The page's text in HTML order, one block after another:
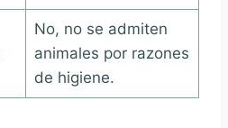
No, no se admiten
animales por razones
de higiene.